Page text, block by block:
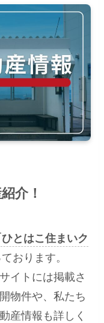
介！
ひとはこ住まいク
おります。
イトには掲載さ
物件や、私たち
産情報も詳しく